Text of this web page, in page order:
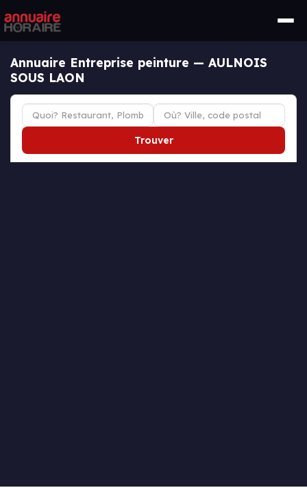
Annuaire Entreprise peinture — AULNOIS
SOUS LAON
Trouver